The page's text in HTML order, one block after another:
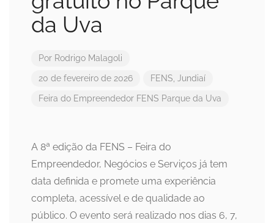
da Uva
Por Rodrigo Malagoli
20 de fevereiro de 2026 FENS, Jundiaí
Feira do Empreendedor FENS Parque da Uva
A 8ª edição da FENS – Feira do
Empreendedor, Negócios e Serviços já tem
data definida e promete uma experiência
completa, acessível e de qualidade ao
público. O evento será realizado nos dias 6, 7,